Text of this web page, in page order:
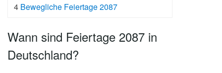
4 Bewegliche Feiertage 2087
Wann sind Feiertage 2087 in
Deutschland?